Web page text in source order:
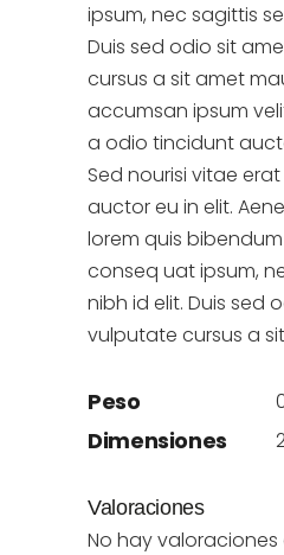
ipsum, nec sagittis
Duis sed odio sit
cursus a sit amet
accumsan ipsum
a odio tincidunt
Sed nourisi vitae
auctor eu in elit.
lorem quis
conseq uat ipsum,
nibh id elit. Duis sed
vulputate cursus a
Peso
Dimensiones
Valoraciones
No hay valoraciones